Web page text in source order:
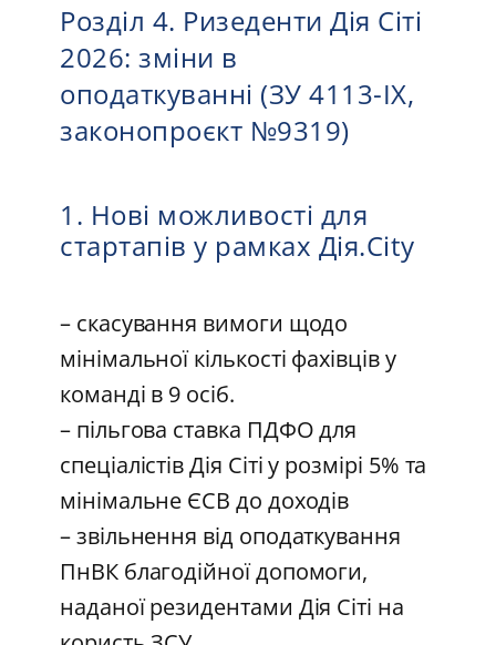
Розділ 4. Ризеденти Дія Сіті
2026: зміни в
оподаткуванні (ЗУ 4113-IX,
законопроєкт №9319)
1. Нові можливості для
стартапів у рамках Дія.City
– скасування вимоги щодо
мінімальної кількості фахівців у
команді в 9 осіб.
– пільгова ставка ПДФО для
спеціалістів Дія Сіті у розмірі 5% та
мінімальне ЄСВ до доходів
– звільнення від оподаткування
ПнВК благодійної допомоги,
наданої резидентами Дія Сіті на